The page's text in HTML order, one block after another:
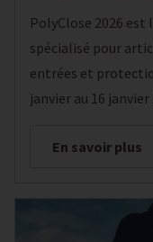
PolyClose 2026
spécialisé pour
entrées et
janvier au 16 janvier
1103.En savoir plus